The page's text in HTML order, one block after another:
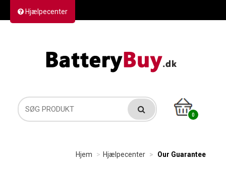
Hjælpecenter
0
Hjem Hjælpecenter Our Guarantee